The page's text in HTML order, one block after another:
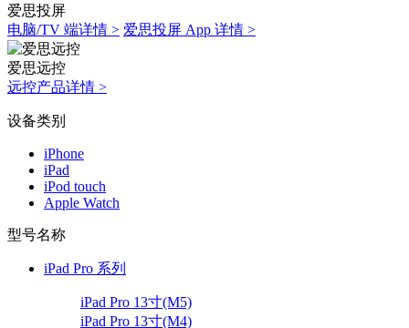
爱思投屏
电脑/TV 端详情 > 爱思投屏 App 详情 >
爱思远控
远控产品详情 >
设备类别
iPhone
iPad
iPod touch
Apple Watch
型号名称
iPad Pro 系列
iPad Pro 13寸(M5)
iPad Pro 13寸(M4)